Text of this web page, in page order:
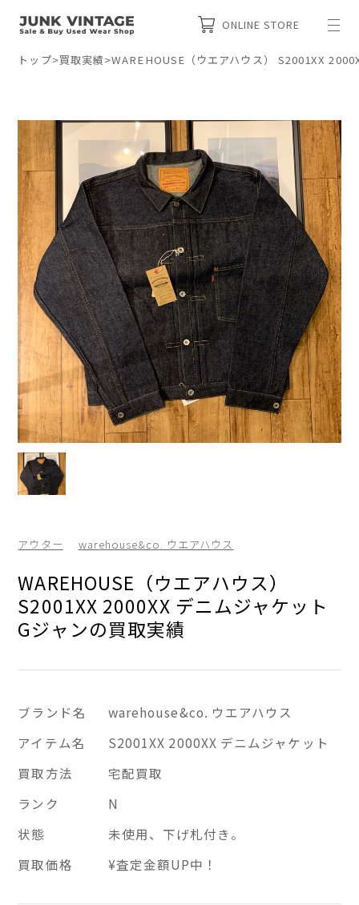
ONLINE STORE
トップ>買取実績>WAREHOUSE（ウエアハウス） S2001XX
アウター warehouse&co. ウエアハウス
WAREHOUSE（ウエアハウス）
S2001XX 2000XX デニムジャケット
Gジャンの買取実績
ブランド名
warehouse&co. ウエアハウス
アイテム名
S2001XX 2000XX デニムジャケット
買取方法
宅配買取
ランク
N
状態
未使用、下げ札付き。
買取価格
¥査定金額UP中！